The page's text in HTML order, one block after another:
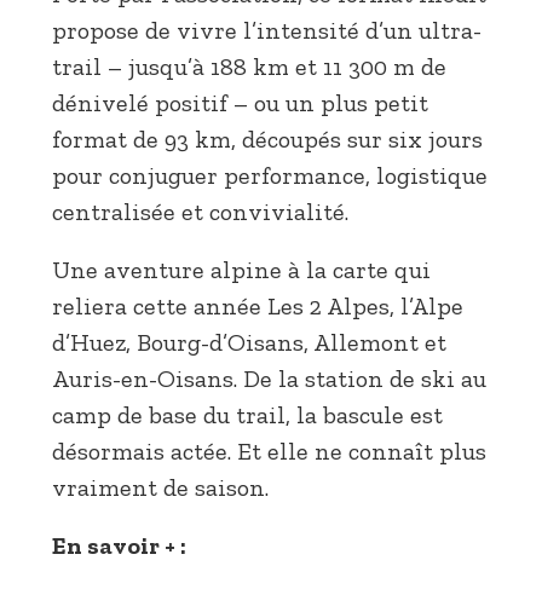
propose de vivre l’intensité d’un ultra-
trail – jusqu’à 188 km et 11 300 m de
dénivelé positif – ou un plus petit
format de 93 km, découpés sur six jours
pour conjuguer performance, logistique
centralisée et convivialité.
Une aventure alpine à la carte qui
reliera cette année Les 2 Alpes, l’Alpe
d’Huez, Bourg-d’Oisans, Allemont et
Auris-en-Oisans. De la station de ski au
camp de base du trail, la bascule est
désormais actée. Et elle ne connaît plus
vraiment de saison.
En savoir + :